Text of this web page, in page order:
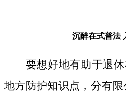
沉醉在式普法
要想好地有助于退
地方防护知识点，分有